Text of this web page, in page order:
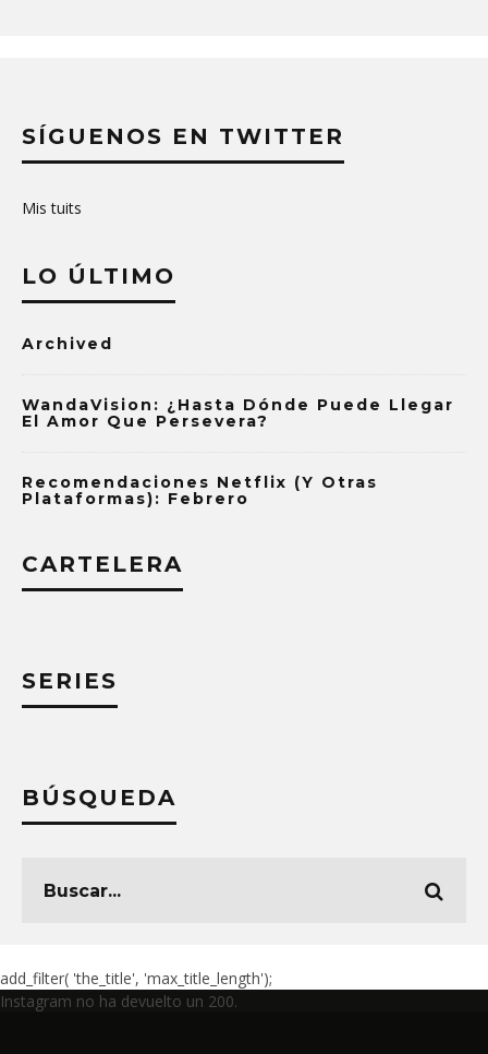
SÍGUENOS EN TWITTER
Mis tuits
LO ÚLTIMO
Archived
WandaVision: ¿Hasta Dónde Puede Llegar
El Amor Que Persevera?
Recomendaciones Netflix (y Otras
Plataformas): Febrero
CARTELERA
SERIES
BÚSQUEDA
add_filter( 'the_title', 'max_title_length');
Instagram no ha devuelto un 200.